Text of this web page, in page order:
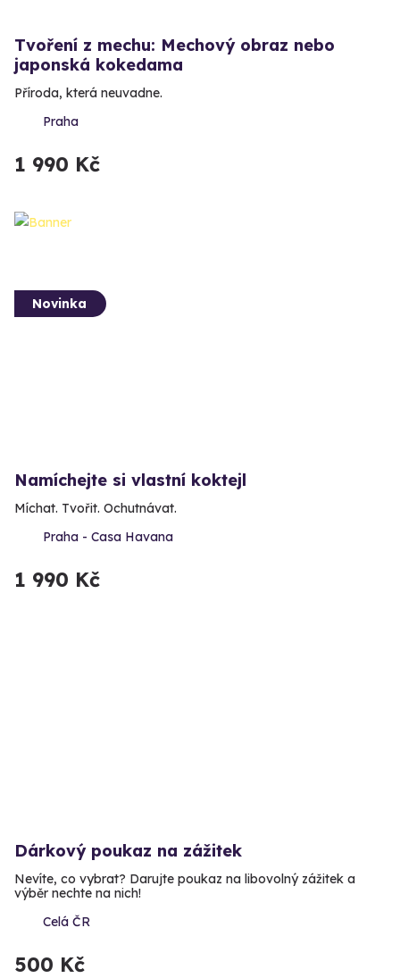
Tvoření z mechu: Mechový obraz nebo
japonská kokedama
Příroda, která neuvadne.
Praha
1 990 Kč
Novinka
Namíchejte si vlastní koktejl
Míchat. Tvořit. Ochutnávat.
Praha - Casa Havana
1 990 Kč
Dárkový poukaz na zážitek
Nevíte, co vybrat? Darujte poukaz na libovolný zážitek a
výběr nechte na nich!
Celá ČR
500 Kč